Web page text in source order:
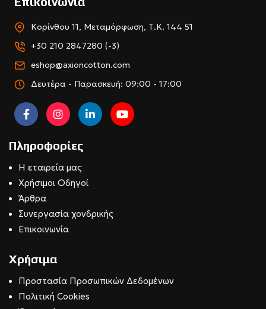
Κορίνθου 11, Μεταμόρφωση, Τ.Κ. 144 51
+30 210 2847280 (-3)
eshop@axioncotton.com
Δευτέρα - Παρασκευή: 09:00 - 17:00
Πληροφορίες
Η εταιρεία μας
Χρήσιμοι Οδηγοί
Άρθρα
Συνεργασία χονδρικής
Επικοινωνία
Χρήσιμα
Προστασία Προσωπικών Δεδομένων
Πολιτική Cookies